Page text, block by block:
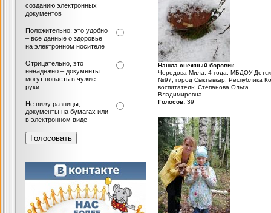
Нашла снежный боровик
Чередова Мила, 4 года, МБДОУ
№97, город Сыктывкар, Республика
воспитатель: Степанова Ольга
Владимировна
Голосов: 39
созданию электронных
документов
Положительно: это удобно
– все данные о здоровье
на электронном носителе
Отрицательно, это
ненадежно – документы
могут попасть в чужие
руки
Не вижу разницы,
документы на бумагах или
в электронном виде